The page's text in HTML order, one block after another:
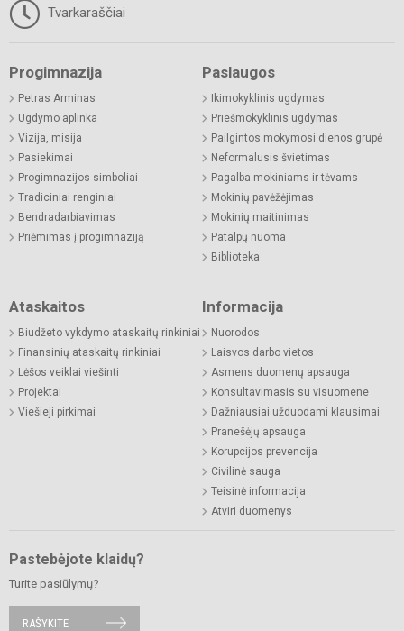
Tvarkaraščiai
Progimnazija
Petras Arminas
Ugdymo aplinka
Vizija, misija
Pasiekimai
Progimnazijos simboliai
Tradiciniai renginiai
Bendradarbiavimas
Priėmimas į progimnaziją
Paslaugos
Ikimokyklinis ugdymas
Priešmokyklinis ugdymas
Pailgintos mokymosi dienos grupė
Neformalusis švietimas
Pagalba mokiniams ir tėvams
Mokinių pavėžėjimas
Mokinių maitinimas
Patalpų nuoma
Biblioteka
Ataskaitos
Biudžeto vykdymo ataskaitų rinkiniai
Finansinių ataskaitų rinkiniai
Lėšos veiklai viešinti
Projektai
Viešieji pirkimai
Informacija
Nuorodos
Laisvos darbo vietos
Asmens duomenų apsauga
Konsultavimasis su visuomene
Dažniausiai užduodami klausimai
Pranešėjų apsauga
Korupcijos prevencija
Civilinė sauga
Teisinė informacija
Atviri duomenys
Pastebėjote klaidų?
Turite pasiūlymų?
RAŠYKITE